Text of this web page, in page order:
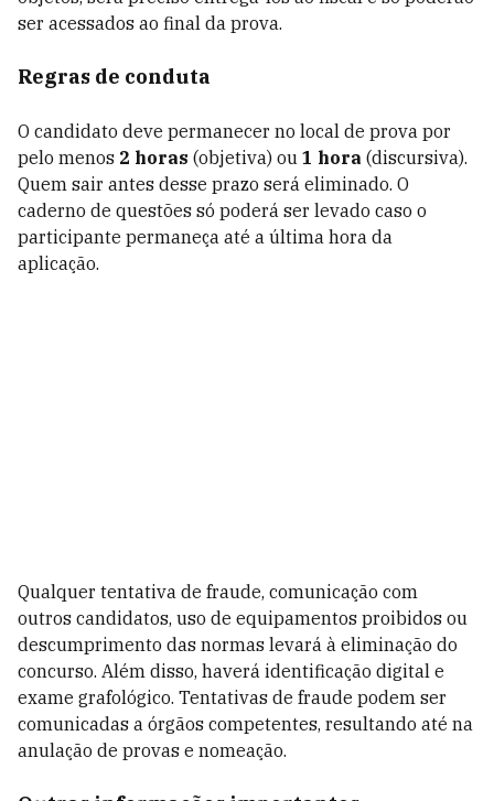
ser acessados ao final da prova.
Regras de conduta
O candidato deve permanecer no local de prova por
pelo menos 2 horas (objetiva) ou 1 hora (discursiva).
Quem sair antes desse prazo será eliminado. O
caderno de questões só poderá ser levado caso o
participante permaneça até a última hora da
aplicação.
Qualquer tentativa de fraude, comunicação com
outros candidatos, uso de equipamentos proibidos ou
descumprimento das normas levará à eliminação do
concurso. Além disso, haverá identificação digital e
exame grafológico. Tentativas de fraude podem ser
comunicadas a órgãos competentes, resultando até na
anulação de provas e nomeação.